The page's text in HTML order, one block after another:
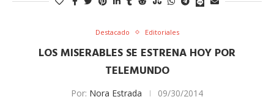
Destacado Editoriales
LOS MISERABLES SE ESTRENA HOY POR
TELEMUNDO
Por: Nora Estrada 09/30/2014